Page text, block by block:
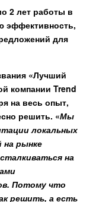
2 лет работы в
эффективность,
для
«Лучший
компании Trend
на весь опыт,
решить. «Мы
локальных
на рынке
на
Потому что
решить, а есть